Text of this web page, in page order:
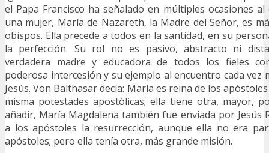
el Papa Francisco ha señalado en múltiples ocasiones
una mujer, María de Nazareth, la Madre del Señor, es
obispos. Ella precede a todos en la santidad, en su
la perfección. Su rol no es pasivo, abstracto ni
verdadera madre y educadora de todos los fieles
poderosa intercesión y su ejemplo al encuentro cada vez
Jesús. Von Balthasar decía: María es reina de los
misma potestades apostólicas; ella tiene otra, mayor,
añadir, María Magdalena también fue enviada por Jesús
a los apóstoles la resurrección, aunque ella no era
apóstoles; pero ella tenía otra, más grande misión.